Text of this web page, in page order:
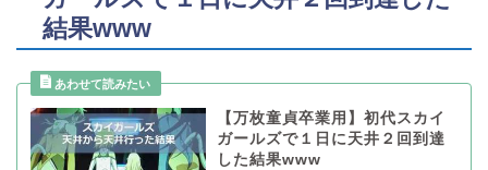
結果www
【万枚童貞卒業用】初代スカイ
ガールズで１日に天井２回到達
した結果www